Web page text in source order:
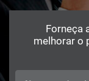
Forneça
melhorar o